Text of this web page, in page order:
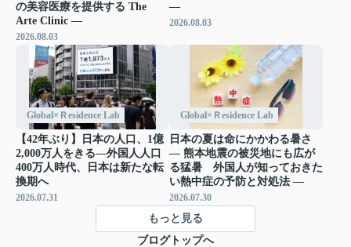
の美容医療を提供する The
Arte Clinic ―
2026.08.03
―
2026.08.03
Global×Ｒesidence Lab
【42年ぶり】日本の人口、1億
2,000万人をきる―外国人人口
400万人時代、日本は新たな転
換期へ
2026.07.31
Global×Ｒesidence Lab
日本の夏は命にかかわる暑さ
― 熊本地震の被災地にも広が
る猛暑 外国人が知っておきた
い熱中症の予防と対処法 ―
2026.07.30
もっと見る
ブログトップへ